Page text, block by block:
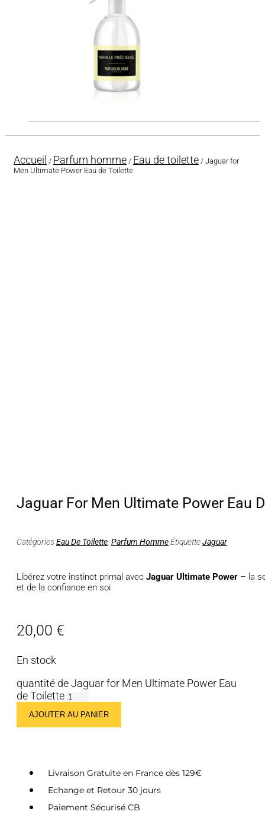
Accueil / Parfum homme / Eau de toilette / Jaguar for
Men Ultimate Power Eau de Toilette
Jaguar For Men Ultimate Power Eau
CatégoriesEau De Toilette Parfum HommeÉtiquetteJaguar
Libérez votre instinct primal avec Jaguar Ultimate Power – la
et de la confiance en soi
20,00 €
En stock
quantité de Jaguar for Men Ultimate Power Eau
de Toilette
AJOUTER AU PANIER
Livraison Gratuite en France dès 129€
Echange et Retour 30 jours
Paiement Sécurisé CB